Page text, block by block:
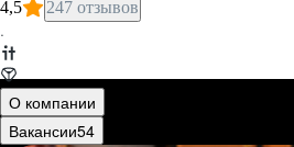
4,5 247 отзывов
·
О компании
Вакансии54